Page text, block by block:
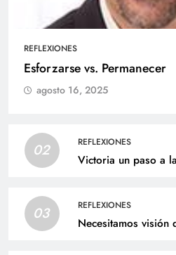
REFLEXIONES
Esforzarse vs. Permanecer
agosto 16, 2025
02 REFLEXIONES
Victoria un paso a
03 REFLEXIONES
Necesitamos visión